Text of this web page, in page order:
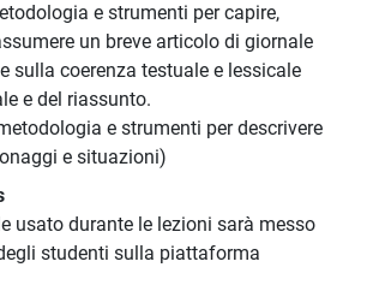
e strumenti per capire,
un breve articolo di giornale
sulla coerenza testuale e lessicale
e del riassunto.
e strumenti per descrivere
e situazioni)
usato durante le lezioni sarà messo
studenti sulla piattaforma